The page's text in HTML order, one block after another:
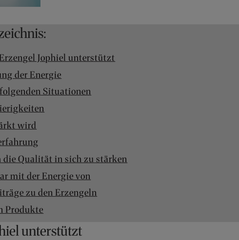
Jophiel unterstützt
der Energie
Situationen
wird
die Qualität in sich zu stärken
mit der Energie von
zu den Erzengeln
Produkte
unterstützt